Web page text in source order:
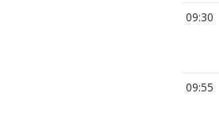
09:30
09:55